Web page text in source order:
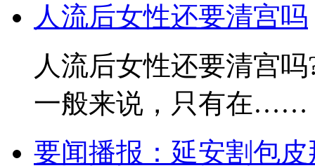
人流后女性还要清宫吗
人流后女性还要清宫
一般来说，只有在……
要闻播报：延安割包